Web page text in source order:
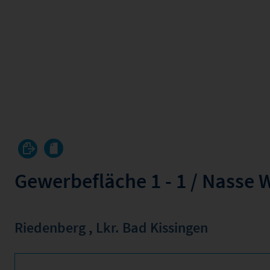
Gewerbefläche 1 - 1 / Nasse
Riedenberg , Lkr. Bad Kissingen